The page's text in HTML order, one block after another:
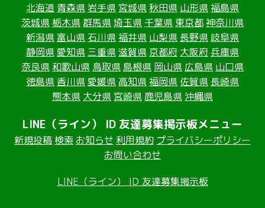
北海道 青森県岩手県 宮城県 秋田県 山形県福島県
茨城県栃木県群馬県埼玉県 千葉県 東京都神奈川県
新潟県 富山県 石川県福井県 山梨県長野県 岐阜県
静岡県愛知県 三重県滋賀県 京都府 大阪府兵庫県
奈良県 和歌山県 鳥取県 島根県 岡山県 広島県 山口県
徳島県 香川県愛媛県 高知県福岡県 佐賀県長崎県
熊本県 大分県 宮崎県 鹿児島県 沖縄県
LINE（ライン） ID 友達募集掲示板メニュー
新規投稿 検索 お知らせ 利用規約 プライバシーポリシー
お問い合わせ
LINE（ライン） ID 友達募集掲示板